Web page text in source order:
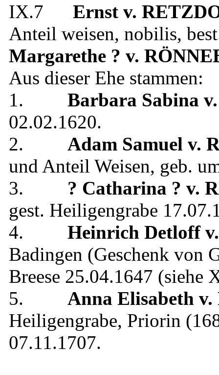
IX.7 Ernst v.
Anteil weisen, nobilis,
Margarethe ? v.
Aus dieser Ehe stammen:
1. Barbara Sabina
02.02.1620.
2. Adam Samuel v.
und Anteil Weisen, geb.
3. ? Catharina ? v.
gest. Heiligengrabe
4. Heinrich Detloff
Badingen (Geschenk von
Breese 25.04.1647 (siehe
5. Anna Elisabeth v.
Heiligengrabe, Priorin
07.11.1707.